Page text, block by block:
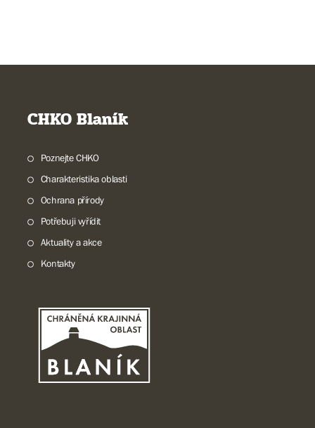
CHKO Blaník
Poznejte CHKO
Charakteristika oblasti
Ochrana přírody
Potřebuji vyřídit
Aktuality a akce
Kontakty